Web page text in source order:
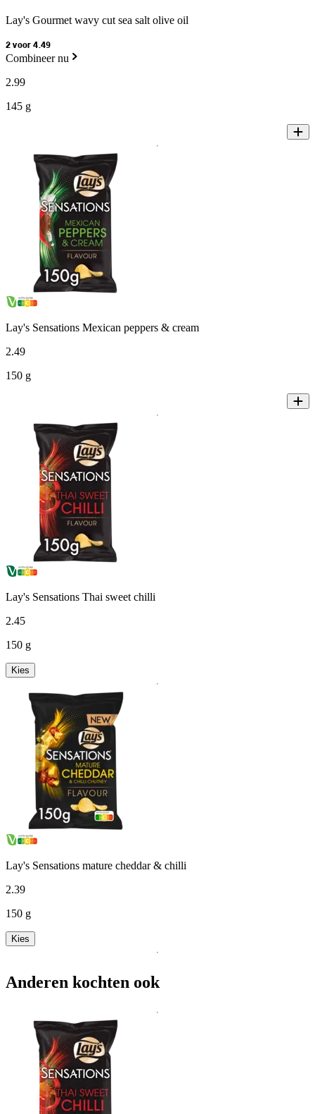
Lay's Gourmet wavy cut sea salt olive oil
2 voor 4.49
Combineer nu
2.99
145 g
Lay's Sensations Mexican peppers & cream
2.49
150 g
Lay's Sensations Thai sweet chilli
2.45
150 g
Kies
Lay's Sensations mature cheddar & chilli
2.39
150 g
Kies
Anderen kochten ook